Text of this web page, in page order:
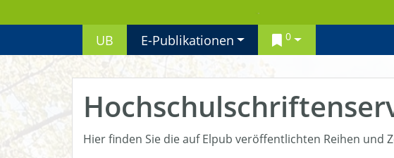
UB E-Publikationen 0
Hier finden Sie die auf Elpub veröffentlichten Reihen und